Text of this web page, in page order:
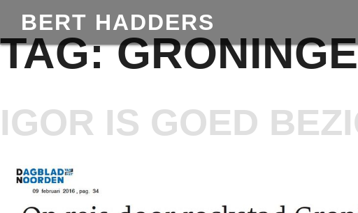
BERT HADDERS
TAG:
IGOR IS GOED